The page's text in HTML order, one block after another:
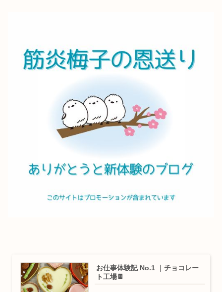
お仕事体験記 No.1 ｜チョコレー
ト工場🍫